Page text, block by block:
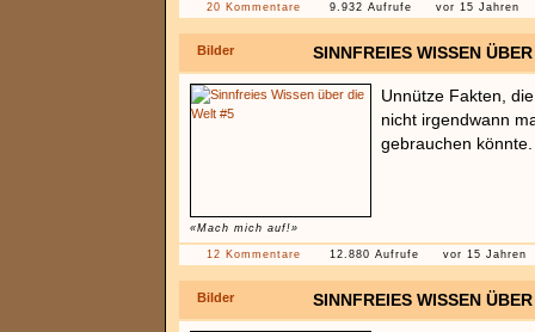
20 Kommentare 9.932 Aufrufe vor 15 Jahren
Bilder SINNFREIES WISSEN
«Mach mich auf!»
Unnütze Fakten,
nicht irgendwann
gebrauchen könnte.
12 Kommentare 12.880 Aufrufe vor 15 Jahren
Bilder SINNFREIES WISSEN